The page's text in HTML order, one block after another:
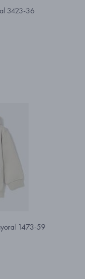
3423-36
1473-59